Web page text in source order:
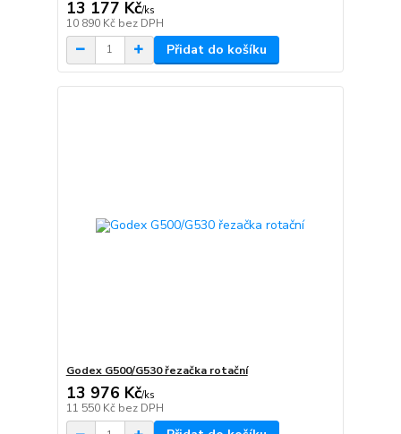
13 177 Kč/ks
10 890 Kč bez DPH
Přidat do košíku
Godex G500/G530 řezačka rotační
13 976 Kč/ks
11 550 Kč bez DPH